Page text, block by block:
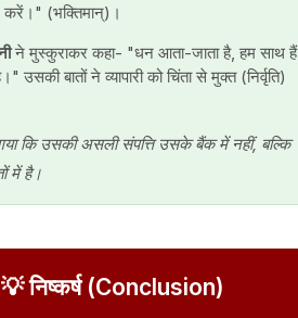
करें।" (भक्तिमान्)।
ने मुस्कुराकर कहा- "धन आता-जाता है, हम साथ हैं
उसकी बातों ने व्यापारी को चिंता से मुक्त (निर्वृति)
गया कि उसकी असली संपत्ति उसके बैंक में नहीं, बल्कि
में है।
💡 निष्कर्ष (Conclusion)